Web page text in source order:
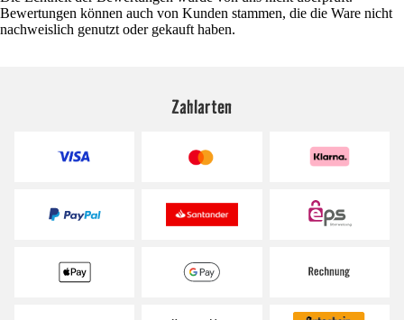
Bewertungen können auch von Kunden stammen, die die Ware nicht
nachweislich genutzt oder gekauft haben.
Zahlarten